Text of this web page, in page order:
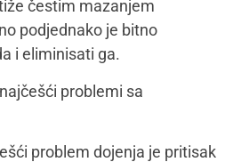
čestim mazanjem
podjednako je bitno
i eliminisati ga.
problemi sa
problem dojenja je pritisak